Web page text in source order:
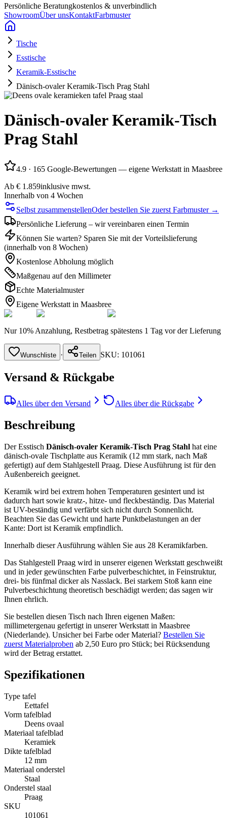
Persönliche Beratungkostenlos & unverbindlich
ShowroomÜber unsKontaktFarbmuster
Tische
Esstische
Keramik-Esstische
Dänisch-ovaler Keramik-Tisch Prag Stahl
Dänisch-ovaler Keramik-Tisch
Prag Stahl
4.9 · 165 Google-Bewertungen — eigene Werkstatt in Maasbree
Ab € 1.859inklusive mwst.
Innerhalb von 4 Wochen
Selbst zusammenstellenOder bestellen Sie zuerst Farbmuster →
Persönliche Lieferung – wir vereinbaren einen Termin
Können Sie warten? Sparen Sie mit der Vorteilslieferung
(innerhalb von 8 Wochen)
Kostenlose Abholung möglich
Maßgenau auf den Millimeter
Echte Materialmuster
Eigene Werkstatt in Maasbree
Nur 10% Anzahlung, Restbetrag spätestens 1 Tag vor der Lieferung
Wunschliste · Teilen SKU: 101061
Versand & Rückgabe
Alles über den Versand Alles über die Rückgabe
Beschreibung
Der Esstisch Dänisch-ovaler Keramik-Tisch Prag Stahl hat eine
dänisch-ovale Tischplatte aus Keramik (12 mm stark, nach Maß
gefertigt) auf dem Stahlgestell Praag. Diese Ausführung ist für den
Außenbereich geeignet.
Keramik wird bei extrem hohen Temperaturen gesintert und ist
dadurch hart sowie kratz-, hitze- und fleckbeständig. Das Material
ist UV-beständig und verfärbt sich nicht durch Sonnenlicht.
Beachten Sie das Gewicht und harte Punktbelastungen an der
Kante: Dort ist Keramik empfindlich.
Innerhalb dieser Ausführung wählen Sie aus 28 Keramikfarben.
Das Stahlgestell Praag wird in unserer eigenen Werkstatt geschweißt
und in jeder gewünschten Farbe pulverbeschichtet, in Feinstruktur,
drei- bis fünfmal dicker als Nasslack. Bei starkem Stoß kann eine
Pulverbeschichtung theoretisch beschädigt werden; das sagen wir
Ihnen ehrlich.
Sie bestellen diesen Tisch nach Ihren eigenen Maßen:
millimetergenau gefertigt in unserer Werkstatt in Maasbree
(Niederlande). Unsicher bei Farbe oder Material? Bestellen Sie
zuerst Materialproben ab 2,50 Euro pro Stück; bei Rücksendung
wird der Betrag erstattet.
Spezifikationen
Type tafel
Eettafel
Vorm tafelblad
Deens ovaal
Materiaal tafelblad
Keramiek
Dikte tafelblad
12 mm
Materiaal onderstel
Staal
Onderstel staal
Praag
SKU
101061